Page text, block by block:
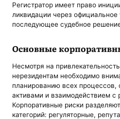
Регистратор имеет право
ликвидации через
последующее судебное
Основные
Несмотря на
нерезидентам необходимо
планированию всех процессов,
активами и взаимодействием с
Корпоративные риски
категорий: регуляторные,